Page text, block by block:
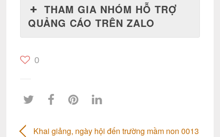
THAM GIA NHÓM HỖ TRỢ
QUẢNG CÁO TRÊN ZALO
0
Khai giảng, ngày hội đến trường mầm non 0013